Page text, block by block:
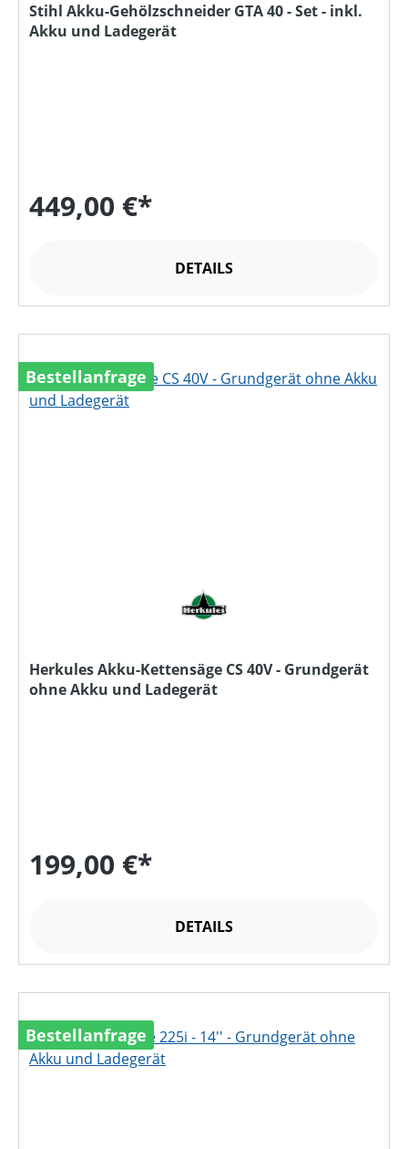
Stihl Akku-Gehölzschneider GTA 40 - Set - inkl.
Akku und Ladegerät
449,00 €*
DETAILS
Bestellanfrage
Herkules Akku-Kettensäge CS 40V - Grundgerät
ohne Akku und Ladegerät
199,00 €*
DETAILS
Bestellanfrage